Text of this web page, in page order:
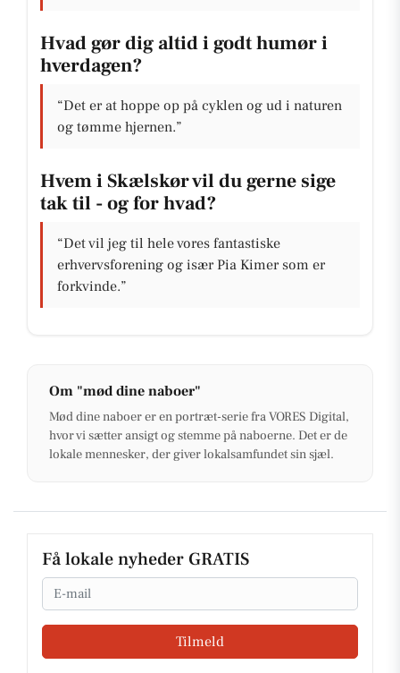
Hvad gør dig altid i godt humør i
hverdagen?
“Det er at hoppe op på cyklen og ud i naturen
og tømme hjernen.”
Hvem i Skælskør vil du gerne sige
tak til - og for hvad?
“Det vil jeg til hele vores fantastiske
erhvervsforening og især Pia Kimer som er
forkvinde.”
Om "mød dine naboer"
Mød dine naboer er en portræt-serie fra VORES Digital,
hvor vi sætter ansigt og stemme på naboerne. Det er de
lokale mennesker, der giver lokalsamfundet sin sjæl.
Få lokale nyheder GRATIS
Email
Tilmeld